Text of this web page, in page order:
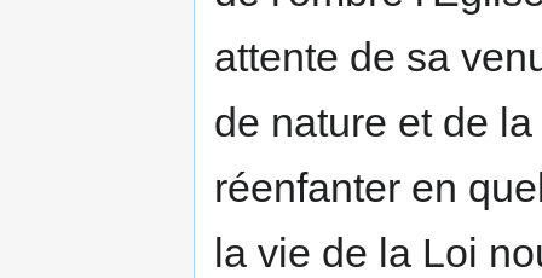
attente de sa
de nature et de
réenfanter en
la vie de la Loi